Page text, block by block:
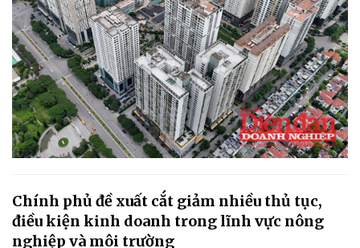
Chính phủ đề xuất cắt giảm nhiều thủ tục,
điều kiện kinh doanh trong lĩnh vực nông
nghiệp và môi trường